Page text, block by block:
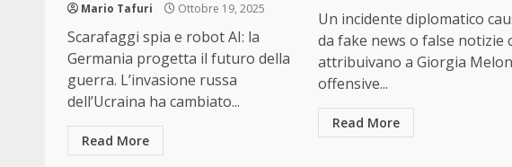
Mario Tafuri Ottobre 19, 2025
Scarafaggi spia e robot AI: la
Germania progetta il futuro della
guerra. L’invasione russa
dell’Ucraina ha cambiato...
Read More
Un incidente diplomatico
da fake news o false notizie
attribuivano a Giorgia
offensive...
Read More